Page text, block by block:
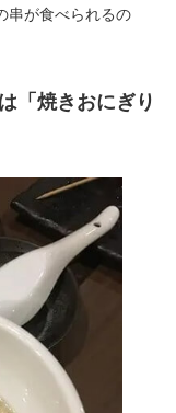
串が食べられるの
「焼きおにぎり